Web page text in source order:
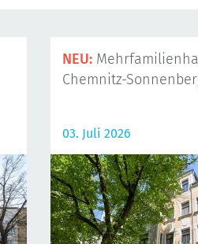
NEU:
Chemnitz-
03. Juli 2026